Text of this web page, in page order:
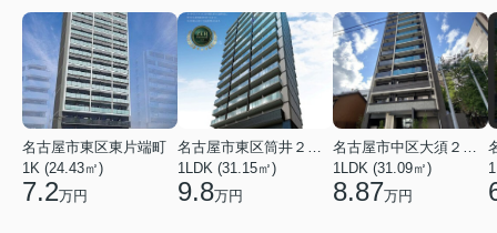
名古屋市東区東片端町
1K (24.43㎡)
7.2万円
1LDK (31.15㎡)
9.8万円
1LDK (31.09㎡)
8.87万円